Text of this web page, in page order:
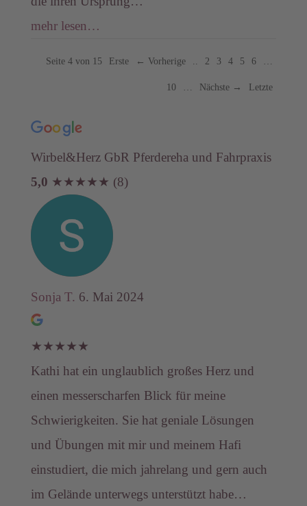
mehr lesen…
Seite 4 von 15 Erste ← Vorherige .. 2 3 4 5 6 …
10 … Nächste → Letzte
Wirbel&Herz GbR Pferdereha und Fahrpraxis
5,0 ★★★★★ (8)
Sonja T. 6. Mai 2024
★★★★★
Kathi hat ein unglaublich großes Herz und
einen messerscharfen Blick für meine
Schwierigkeiten. Sie hat geniale Lösungen
und Übungen mit mir und meinem Hafi
einstudiert, die mich jahrelang und gern auch
im Gelände unterwegs unterstützt habe…